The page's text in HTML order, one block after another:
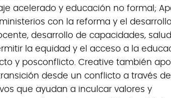
acelerado y educación no formal;
con la reforma y el desarrollo
desarrollo de capacidades,
la equidad y el acceso a la
y posconflicto. Creative también
desde un conflicto a través de
que ayudan a inculcar valores y